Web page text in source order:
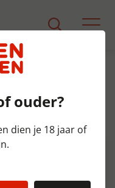
ouder?
dien je 18 jaar of